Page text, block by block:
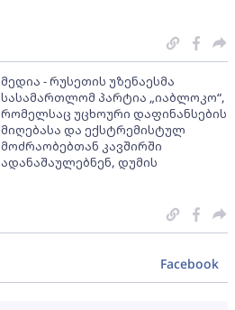
მედია - რუსეთის უზენაესმა
სასამართლომ პარტია „იაბლოკო“,
რომელსაც უცხოური დაფინანსების
მიღებასა და ექსტრემისტულ
მოძრაობებთან კავშირში
ადანაშაულებნენ, დუმის
Facebook